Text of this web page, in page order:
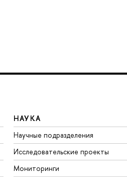
НАУКА
Научные подразделения
Исследовательские проекты
Мониторинги